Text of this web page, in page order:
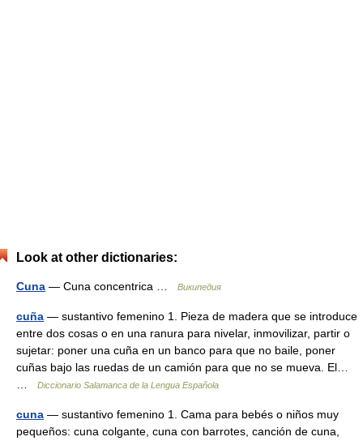
Look at other dictionaries:
Cuna — Сuna concentrica … Википедия
cuña — sustantivo femenino 1. Pieza de madera que se introduce
entre dos cosas o en una ranura para nivelar, inmovilizar, partir o
sujetar: poner una cuña en un banco para que no baile, poner
cuñas bajo las ruedas de un camión para que no se mueva. El…
Diccionario Salamanca de la Lengua Española
cuna — sustantivo femenino 1. Cama para bebés o niños muy
pequeños: cuna colgante, cuna con barrotes, canción de cuna,